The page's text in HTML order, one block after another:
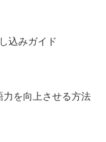
込みガイド
力を向上させる方法